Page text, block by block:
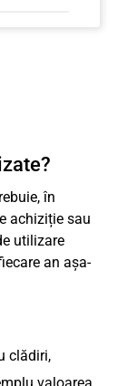
în
achiziție sau
utilizare
an așa-
clădiri,